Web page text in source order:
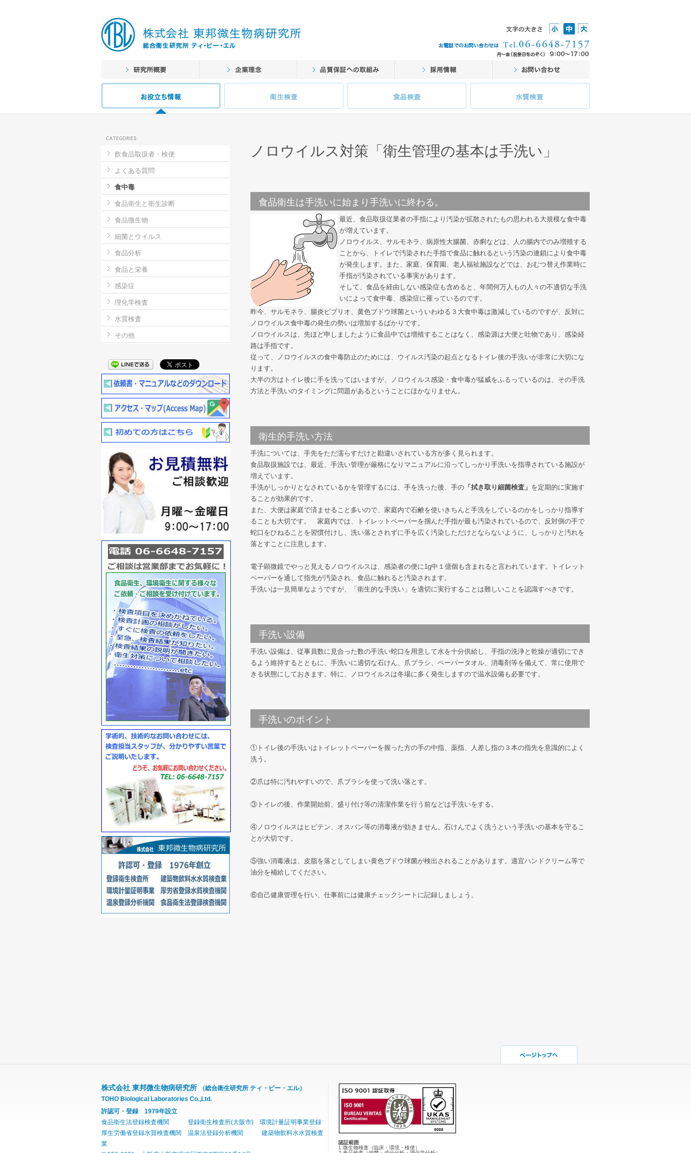
飲食品取扱者・検便
よくある質問
食中毒
食品衛生と衛生診断
食品微生物
細菌とウイルス
食品分析
食品と栄養
感染症
理化学検査
水質検査
その他
ノロウイルス対策「衛生管理の基本は手洗い」
食品衛生は手洗いに始まり手洗いに終わる。
最近、食品取扱従業者の手指により汚染が拡散されたもの思われる大規模な食中毒
が増えています。
ノロウイルス、サルモネラ、病原性大腸菌、赤痢などは、人の腸内でのみ増殖する
ことから、トイレで汚染された手指で食品に触れるという汚染の連鎖により食中毒
が発生します。また、家庭、保育園、老人福祉施設などでは、おむつ替え作業時に
手指が汚染されている事実があります。
そして、食品を経由しない感染症も含めると、年間何万人もの人々の不適切な手洗
いによって食中毒、感染症に罹っているのです。
昨今、サルモネラ、腸炎ビブリオ、黄色ブドウ球菌といういわゆる３大食中毒は激減しているのですが、反対に
ノロウイルス食中毒の発生の勢いは増加するばかりです。
ノロウイルスは、先ほど申しましたように食品中では増殖することはなく、感染源は大便と吐物であり、感染経
路は手指です。
従って、ノロウイルスの食中毒防止のためには、ウイルス汚染の起点となるトイレ後の手洗いが非常に大切にな
ります。
大半の方はトイレ後に手を洗ってはいますが、ノロウイルス感染・食中毒が猛威をふるっているのは、その手洗
方法と手洗いのタイミングに問題があるということにほかなりません。
衛生的手洗い方法
手洗については、手先をただ濡らすだけと勘違いされている方が多く見られます。
食品取扱施設では、最近、手洗い管理が厳格になりマニュアルに沿ってしっかり手洗いを指導されている施設が
増えています。
手洗がしっかりとなされているかを管理するには、手を洗った後、手の 「拭き取り細菌検査」 を定期的に実施す
ることが効果的です。
また、大便は家庭で済ませること多いので、家庭内で石鹸を使いきちんと手洗をしているのかをしっかり指導す
ることも大切です。 家庭内では、トイレットペーパーを掴んだ手指が最も汚染されているので、反対側の手で
蛇口をひねることを習慣付けし、洗い落とされずに手を広く汚染しただけとならないように、しっかりと汚れを
落とすことに注意します。
電子顕微鏡でやっと見えるノロウイルスは、感染者の便に1g中１億個も含まれると言われています。トイレット
ペーパーを通して指先が汚染され、食品に触れると汚染されます。
手洗いは一見簡単なようですが、「衛生的な手洗い」を適切に実行することは難しいことを認識すべきです。
手洗い設備
手洗い設備は、従事員数に見合った数の手洗い蛇口を用意して水を十分供給し、手指の洗浄と乾燥が適切にでき
るよう維持するとともに、手洗いに適切な石けん、爪ブラシ、ペーパータオル、消毒剤等を備えて、常に使用で
きる状態にしておきます。特に、ノロウイルスは冬場に多く発生しますので温水設備も必要です。
手洗いのポイント
①トイレ後の手洗いはトイレットペーパーを握った方の手の中指、薬指、人差し指の３本の指先を意識的によく
洗う。
②爪は特に汚れやすいので、爪ブラシを使って洗い落とす。
③トイレの後、作業開始前、盛り付け等の清潔作業を行う前などは手洗いをする。
④ノロウイルスはヒビテン、オスバン等の消毒液が効きません。石けんでよく洗うという手洗いの基本を守るこ
とが大切です。
⑤強い消毒液は、皮脂を落としてしまい黄色ブドウ球菌が検出されることがあります。適宜ハンドクリーム等で
油分を補給してください。
⑥自己健康管理を行い、仕事前には健康チェックシートに記録しましょう。
株式会社 東邦微生物病研究所
（総合衛生研究所 ティ・ビー・エル）
TOHO Biological Laboratories Co.,Ltd.
許認可・登録 1979年設立
食品衛生法登録検査機関 登録衛生検査所(大阪市) 環境計量証明事業登録
厚生労働省登録水質検査機関 温泉法登録分析機関 建築物飲料水水質検査
業
認証範囲
1.微生物検査（臨床・環境・検便）